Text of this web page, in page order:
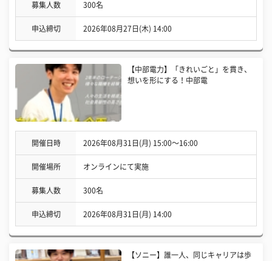
募集人数 300名
申込締切 2026年08月27日(木) 14:00
【中部電力】「きれいごと」を貫き、
想いを形にする！中部電
開催日時 2026年08月31日(月) 15:00〜16:00
開催場所 オンラインにて実施
募集人数 300名
申込締切 2026年08月31日(月) 14:00
【ソニー】誰一人、同じキャリアは歩